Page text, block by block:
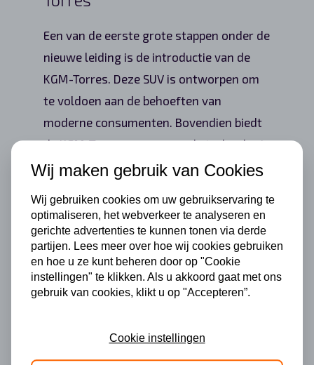
Een van de eerste grote stappen onder de
nieuwe leiding is de introductie van de
KGM-Torres. Deze SUV is ontworpen om
te voldoen aan de behoeften van
moderne consumenten. Bovendien biedt
de KGM-Torres geavanceerde technologie
en een stijlvol design. De nadruk ligt op
duidelijk maakt dat SsangYong met deze
nieuwe start wil inspelen op de trends en
eisen van de markt.
Wij maken gebruik van Cookies
Wij gebruiken cookies om uw gebruikservaring te
optimaliseren, het webverkeer te analyseren en
gerichte advertenties te kunnen tonen via derde
partijen. Lees meer over hoe wij cookies gebruiken
en hoe u ze kunt beheren door op "Cookie
instellingen" te klikken. Als u akkoord gaat met ons
gebruik van cookies, klikt u op "Accepteren”.
Cookie instellingen